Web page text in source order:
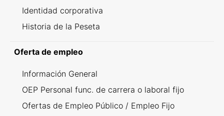
Identidad corporativa
Historia de la Peseta
Oferta de empleo
Información General
OEP Personal func. de carrera o laboral fijo
Ofertas de Empleo Público / Empleo Fijo